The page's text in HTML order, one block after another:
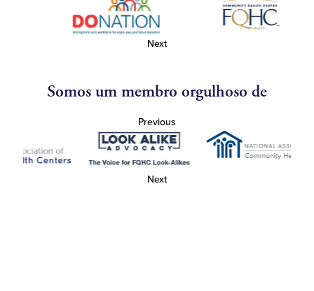
Next
Somos um membro orgulhoso de
Previous
Next